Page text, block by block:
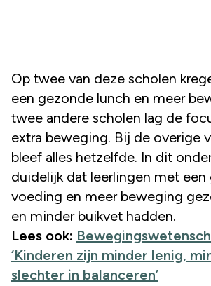
Op twee van deze scholen
een gezonde lunch en meer
twee andere scholen lag de
extra beweging. Bij de overige
bleef alles hetzelfde. In dit
duidelijk dat leerlingen met een
voeding en meer beweging
en minder buikvet hadden.
Lees ook:
‘Kinderen zijn minder lenig,
slechter in balanceren’